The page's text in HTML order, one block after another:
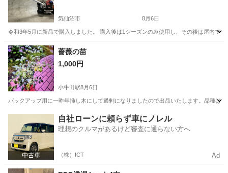
気仙沼市 8月6日
令和3年5月に新品で購入しました。 購入後は1シーズンのみ使用し、その後は屋内で
宮城 気仙沼市 その他
薔薇の苗
1,000円
小牛田駅8月6日
バックアップ用に一昨年挿し木にして過剰になりましたので出品いたします。品種は
小牛田駅 その他
自社ローンに頼らず車にノレル
理想のクルマがあるけど審査に通らない方へ
（株）ICT Ad